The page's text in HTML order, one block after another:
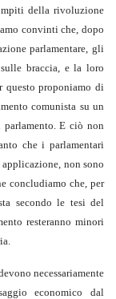
della rivoluzione
convinti che, dopo
parlamentare, gli
braccia, e la loro
questo proponiamo di
comunista su un
E ciò non
che i parlamentari
non sono
concludiamo che, per
secondo le tesi del
resteranno minori
necessariamente
economico dal